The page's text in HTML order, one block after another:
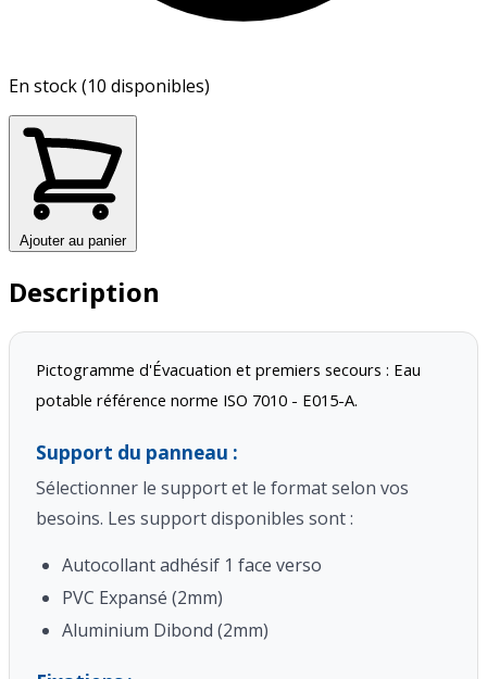
En stock (10 disponibles)
Ajouter au panier
Description
Pictogramme d'Évacuation et premiers secours : Eau
potable référence norme ISO 7010 - E015-A.
Support du panneau :
Sélectionner le support et le format selon vos
besoins. Les support disponibles sont :
Autocollant adhésif 1 face verso
PVC Expansé (2mm)
Aluminium Dibond (2mm)